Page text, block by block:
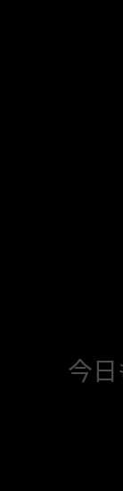
今